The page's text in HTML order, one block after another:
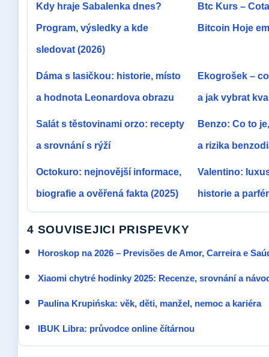
Kdy hraje Sabalenka dnes?
Program, výsledky a kde
sledovat (2026)
Btc Kurs –
Bitcoin Hoje
Dáma s lasičkou: historie, místo
a hodnota Leonardova obrazu
Ekogrošek –
a jak vybrat
Salát s těstovinami orzo: recepty
a srovnání s rýží
Benzo: Co to
a rizika
Octokuro: nejnovější informace,
biografie a ověřená fakta (2025)
Valentino:
historie a
4 SOUVISEJICI PRISPEVKY
Horoskop na 2026 – Previsões de Amor, Carreira e
Xiaomi chytré hodinky 2025: Recenze, srovnání a
Paulina Krupińska: věk, děti, manžel, nemoc a kariéra
IBUK Libra: průvodce online čítárnou